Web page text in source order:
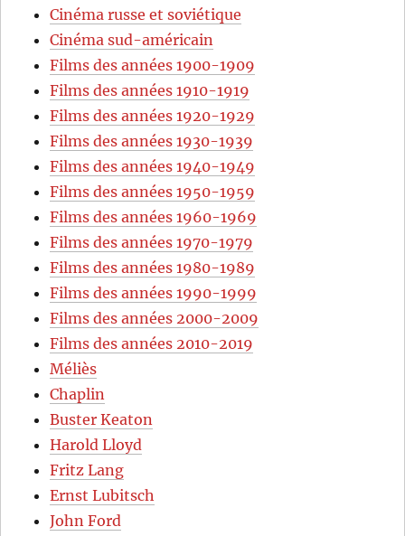
Cinéma russe et soviétique
Cinéma sud-américain
Films des années 1900-1909
Films des années 1910-1919
Films des années 1920-1929
Films des années 1930-1939
Films des années 1940-1949
Films des années 1950-1959
Films des années 1960-1969
Films des années 1970-1979
Films des années 1980-1989
Films des années 1990-1999
Films des années 2000-2009
Films des années 2010-2019
Méliès
Chaplin
Buster Keaton
Harold Lloyd
Fritz Lang
Ernst Lubitsch
John Ford